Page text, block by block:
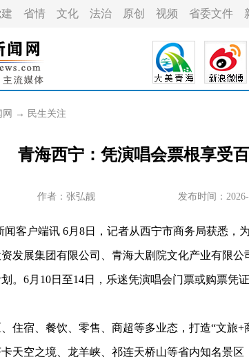
省情 文化 法治 原创 视频 省委文件
→ 民生关注
青海西宁：凭演唱会票根享受
作者： 张弘靓 发布时间：
客户端讯 6月8日，记者从西宁市商务局获悉，
发展集团有限公司、青海大剧院文化产业有限
。6月10日至14日，乐迷凭演唱会门票或购票凭
宿、餐饮、零售、商超等多业态，打造“文旅+
天空之境、龙羊峡、祁连天桥山等省内知名景